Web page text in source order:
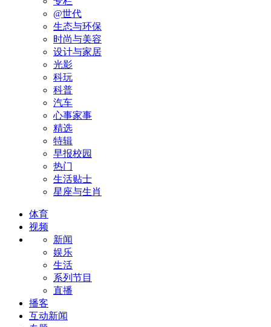
@世代
生态与环保
时尚与美容
设计与家居
光影
科玩
科普
汽车
心事家事
精选
特辑
早报校园
热门
生活贴士
星座与生肖
体育
视频
新闻
娱乐
生活
系列节目
直播
播客
互动新闻